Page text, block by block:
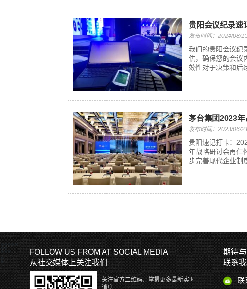
贵阳会议纪录速
发布时间：2024/08/
我们的贵阳会议纪
供，确保您的会议
效性对于决策和后
茅台集团2023
发布时间：2023/06/21
贵阳速记打卡：
年战略研讨会再仁
步完善现代企业制
FOLLOW US FROM AT SOCIAL MEDIA
从社交媒体上关注我们
关注官方二维码、掌握更多最新实时
消息
期待
联系
联